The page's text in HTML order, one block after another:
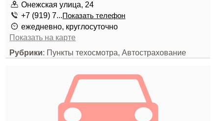
Онежская улица, 24
+7 (919) 7...Показать телефон
ежедневно, круглосуточно
Показать на карте
Рубрики: Пункты техосмотра, Автострахование